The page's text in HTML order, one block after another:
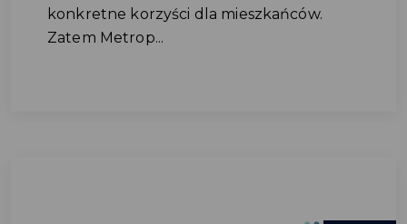
konkretne korzyści dla mieszkańców.
Zatem Metrop...